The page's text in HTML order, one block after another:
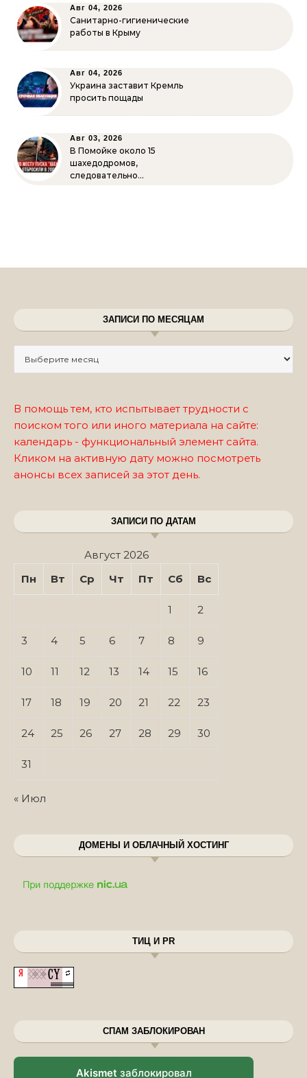
Авг 04, 2026
Санитарно-гигиенические
работы в Крыму
Авг 04, 2026
Украина заставит Кремль
просить пощады
Авг 03, 2026
В Помойке около 15
шахедодромов,
следовательно…
ЗАПИСИ ПО МЕСЯЦАМ
В помощь тем, кто испытывает трудности с
поиском того или иного материала на сайте:
календарь - функциональный элемент сайта.
Кликом на активную дату можно посмотреть
анонсы всех записей за этот день.
ЗАПИСИ ПО ДАТАМ
Август 2026
Пн
Вт Ср Чт Пт Сб Вс
1 2
3 4 5 6 7 8 9
10 11 12 13 14 15 16
17 18 19 20 21 22 23
24 25 26 27 28 29 30
31
« Июл
ДОМЕНЫ И ОБЛАЧНЫЙ ХОСТИНГ
ТИЦ И PR
СПАМ ЗАБЛОКИРОВАН
Akismet заблокировал